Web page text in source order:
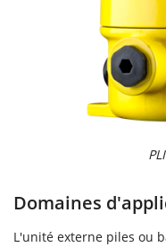
Domaines
L'unité externe piles ou